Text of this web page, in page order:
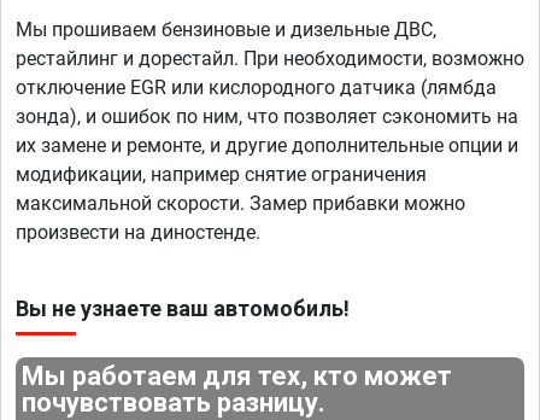
Мы прошиваем бензиновые и дизельные ДВС,
рестайлинг и дорестайл. При необходимости, возможно
отключение EGR или кислородного датчика (лямбда
зонда), и ошибок по ним, что позволяет сэкономить на
их замене и ремонте, и другие дополнительные опции и
модификации, например снятие ограничения
максимальной скорости. Замер прибавки можно
произвести на диностенде.
Вы не узнаете ваш автомобиль!
Мы работаем для тех, кто может
почувствовать разницу.